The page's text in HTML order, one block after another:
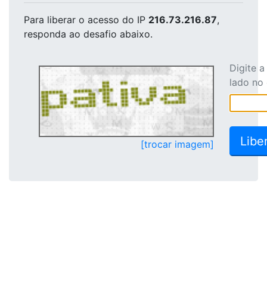
Para liberar o acesso do IP 216.73.216.87,
responda ao desafio abaixo.
[trocar imagem]
Digite
lado no